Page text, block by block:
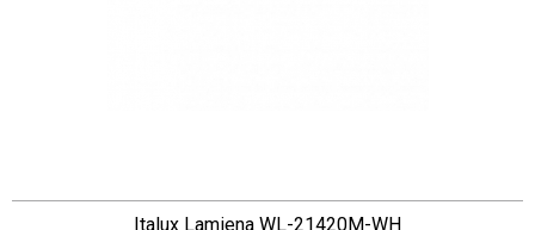
Italux Lamiena WL-21420M-WH